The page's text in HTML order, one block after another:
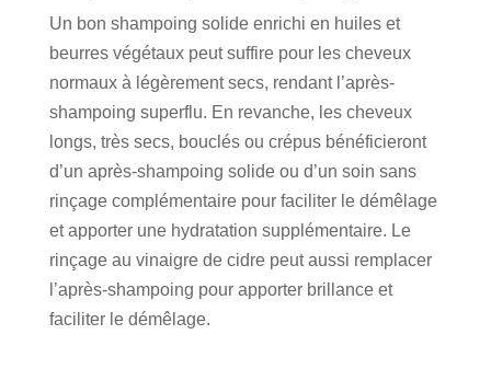
Un bon shampoing solide enrichi en huiles et
beurres végétaux peut suffire pour les cheveux
normaux à légèrement secs, rendant l’après-
shampoing superflu. En revanche, les cheveux
longs, très secs, bouclés ou crépus bénéficieront
d’un après-shampoing solide ou d’un soin sans
rinçage complémentaire pour faciliter le démêlage
et apporter une hydratation supplémentaire. Le
rinçage au vinaigre de cidre peut aussi remplacer
l’après-shampoing pour apporter brillance et
faciliter le démêlage.